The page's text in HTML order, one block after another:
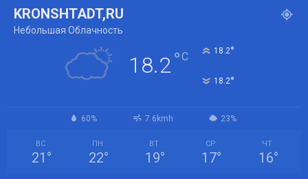
KRONSHTADT,RU
Небольшая Облачность
18.2°C 18.2°
18.2°
60% 7.6kmh 23%
ВС
21 °
ПН
22°
ВТ
19°
СР
17°
ЧТ
16°